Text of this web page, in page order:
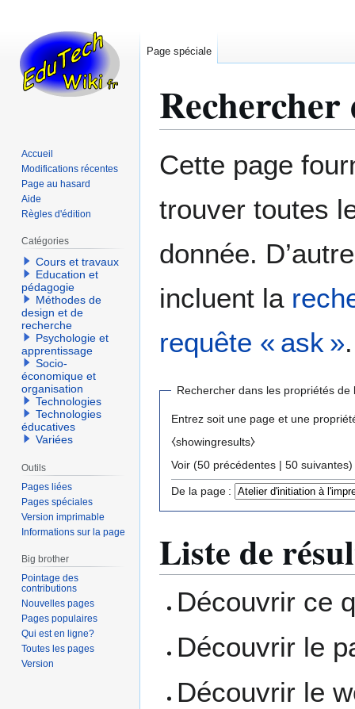
Rechercher
à
navigation
à
recherche
Cette page
trouver toutes
donnée.
incluent la
requête « ask ».
Rechercher dans les propriétés de
Entrez soit une page et une
⧼showingresults⧽
Voir (50 précédentes | 50 suivantes)
De la page :
Liste de
Découvrir ce
Découvrir le
Découvrir le
Page spéciale
Accueil
Modifications récentes
Page au hasard
Aide
Règles d'édition
Catégories
Cours et travaux
Education et
pédagogie
Méthodes de
design et de
recherche
Psychologie et
apprentissage
Socio-
économique et
organisation
Technologies
Technologies
éducatives
Variées
Outils
Pages liées
Pages spéciales
Version imprimable
Informations sur la page
Big brother
Pointage des
contributions
Nouvelles pages
Pages populaires
Qui est en ligne?
Toutes les pages
Version